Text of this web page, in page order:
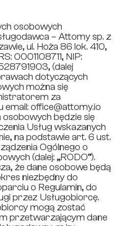
osobowych
– Attomy sp. z
ul. Hoża 86 lok. 410,
0001108711, NIP:
(dalej
dotyczących
można się
za
office@attomy.io
będzie się
Usług wskazanych
na podstawie art. 6 ust.
Ogólnego o
(dalej: „RODO”).
że dane osobowe będą
niezbędny do
o Regulamin, do
przez Usługobiorcę.
mogą zostać
przetwarzającym dane